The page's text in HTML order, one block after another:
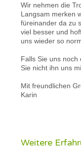
Wir nehmen die
Langsam merken
füreinander da zu
viel besser und
uns wieder so
Falls Sie uns
Sie nicht ihn uns
Mit freundlichen
Karin
Weitere